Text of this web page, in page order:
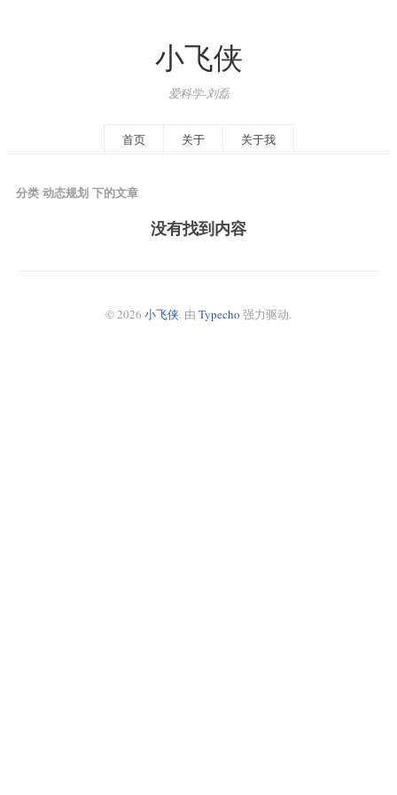
小飞侠
爱科学-刘磊
首页 关于 关于我
分类 动态规划 下的文章
没有找到内容
© 2026 小飞侠. 由 Typecho 强力驱动.